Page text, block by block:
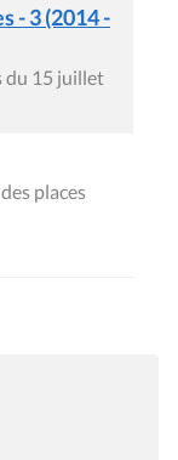
- 3 (2014 -
du 15 juillet
places